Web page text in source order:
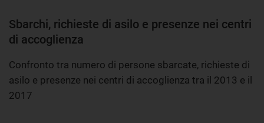
Sbarchi, richieste di asilo e presenze nei centri
di accoglienza
Confronto tra numero di persone sbarcate, richieste di
asilo e presenze nei centri di accoglienza tra il 2013 e il
2017